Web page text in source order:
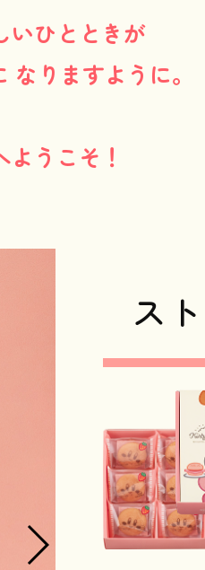
いひとときが
りますように。
うこそ！
ス